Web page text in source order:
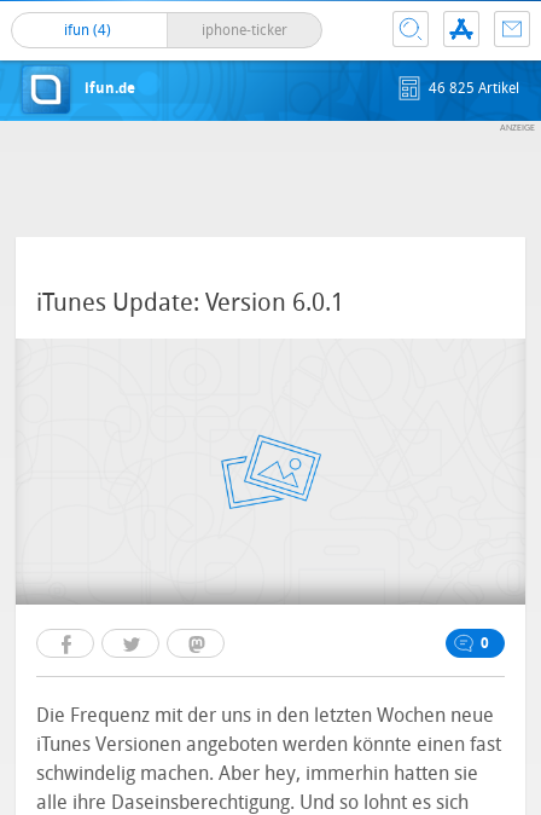
ifun (4) iphone-ticker
ifun.de 46 825 Artikel
iTunes Update: Version 6.0.1
0
Die Frequenz mit der uns in den letzten Wochen neue
iTunes Versionen angeboten werden könnte einen fast
schwindelig machen. Aber hey, immerhin hatten sie
alle ihre Daseinsberechtigung. Und so lohnt es sich